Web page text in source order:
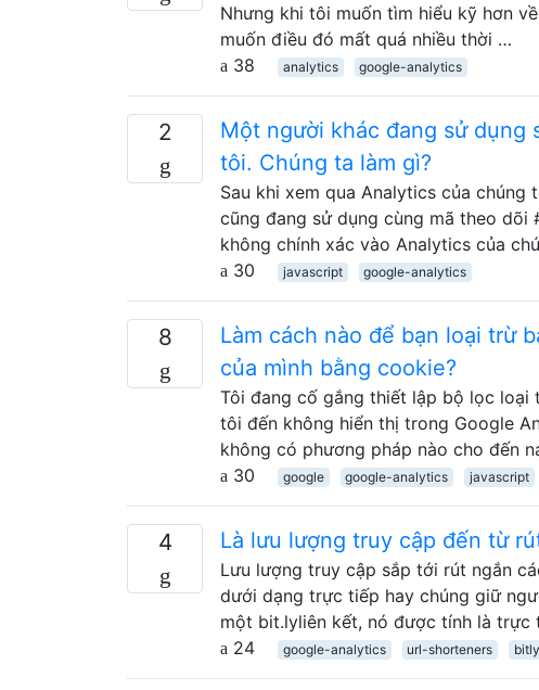
Nhưng khi tôi muốn tìm hiểu kỹ hơn
muốn điều đó mất quá nhiều thời …
38
analytics google-analytics
2
Một người khác đang sử dụng
tôi. Chúng ta làm gì?
Sau khi xem qua Analytics của
cũng đang sử dụng cùng mã theo dõi
không chính xác vào Analytics của
30
javascript google-analytics
8
Làm cách nào để bạn loại trừ
của mình bằng cookie?
Tôi đang cố gắng thiết lập bộ lọc
tôi đến không hiển thị trong Google
không có phương pháp nào cho đến
30
google google-analytics javascript
4 Là lưu lượng truy cập đến từ
Lưu lượng truy cập sắp tới rút ngắn
dưới dạng trực tiếp hay chúng giữ
một bit.lyliên kết, nó được tính là trực
24
google-analytics url-shorteners bitly